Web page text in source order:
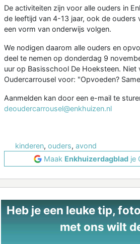
De activiteiten zijn voor alle ouders in
de leeftijd van 4-13 jaar, ook de ouders
een vorm van onderwijs volgen.
We nodigen daarom alle ouders en
deel te nemen op donderdag 9
uur op Basisschool De Hoeksteen. Niet
Oudercarrousel voor: "Opvoeden?
Aanmelden kan door een e-mail te
deoudercarrousel@enkhuizen.nl
kinderen, ouders, avond
Maak Enkhuizerdagblad je
Heb je een leuke tip,
met ons wilt